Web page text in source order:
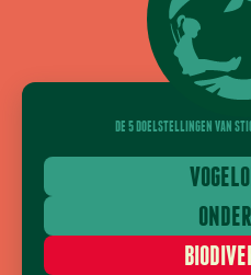
DE 5 DOELSTELLINGEN VAN